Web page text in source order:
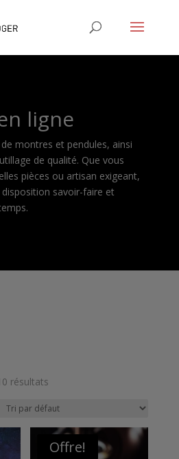
ligne
montres et pendules, ainsi
de qualité. Que vous
pièces ou artisan exigeant,
savoir-faire et
résultats
Offre!